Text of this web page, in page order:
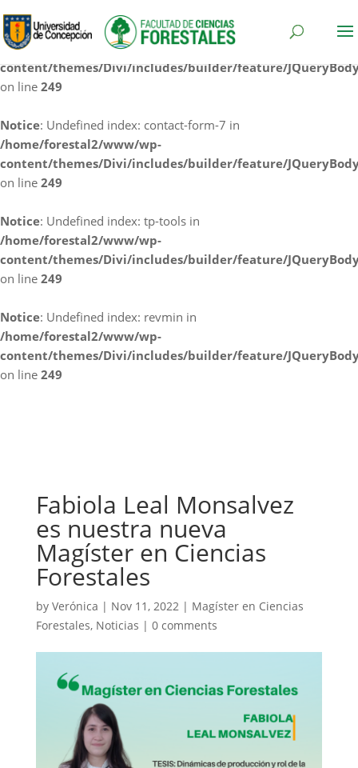
Notice: Undefined index: cf7rl-redirect_method in
/home/forestal2/www/wp-
content/themes/Divi/includes/builder/feature/
on line 249
Notice: Undefined index: contact-form-7 in
/home/forestal2/www/wp-
content/themes/Divi/includes/builder/feature/
on line 249
Notice: Undefined index: tp-tools in
/home/forestal2/www/wp-
content/themes/Divi/includes/builder/feature/
on line 249
Notice: Undefined index: revmin in
/home/forestal2/www/wp-
content/themes/Divi/includes/builder/feature/
on line 249
Fabiola Leal Monsalvez
es nuestra nueva
Magíster en Ciencias
Forestales
by Verónica | Nov 11, 2022| Magíster en Ciencias
Forestales, Noticias | 0 comments